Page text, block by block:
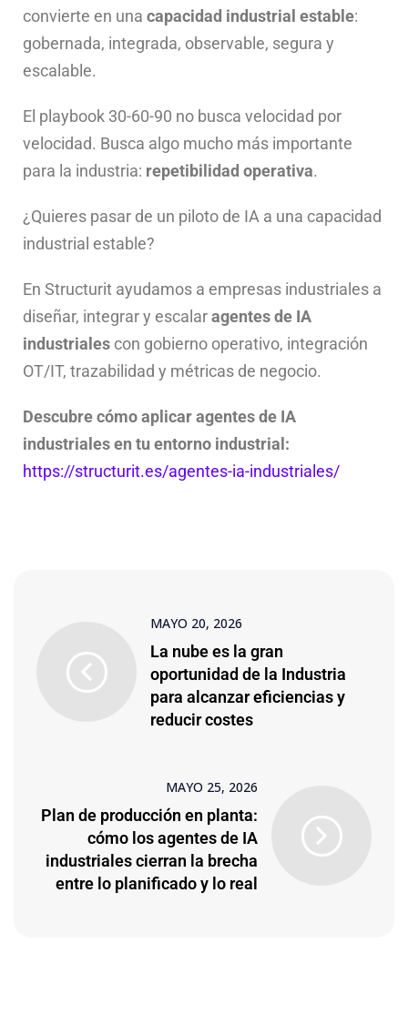
convierte en una capacidad industrial estable:
gobernada, integrada, observable, segura y
escalable.
El playbook 30-60-90 no busca velocidad por
velocidad. Busca algo mucho más importante
para la industria: repetibilidad operativa.
¿Quieres pasar de un piloto de IA a una capacidad
industrial estable?
En Structurit ayudamos a empresas industriales a
diseñar, integrar y escalaragentes de IA
industriales con gobierno operativo, integración
OT/IT, trazabilidad y métricas de negocio.
Descubre cómo aplicar agentes de IA
industriales en tu entorno industrial:
https://structurit.es/agentes-ia-industriales/
MAYO 20, 2026
La nube es la gran
oportunidad de la Industria
para alcanzar eficiencias y
reducir costes
MAYO 25, 2026
Plan de producción en planta:
cómo los agentes de IA
industriales cierran la brecha
entre lo planificado y lo real